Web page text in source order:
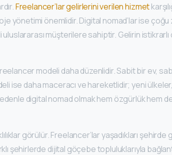
Freelancer’lar gelirlerini verilen hizmet
yönetimi önemlidir. Digital nomad’lar ise
uluslararası müşterilere sahiptir. Gelirin
freelancer modeli daha düzenlidir. Sabit bir ev,
ise daha maceracı ve hareketlidir; yeni
digital nomad olmak hem özgürlük hem
görülür. Freelancer’lar yaşadıkları
şehirlerde dijital göçebe topluluklarıyla